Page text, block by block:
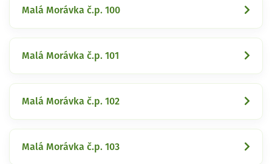
Malá Morávka č.p. 100
Malá Morávka č.p. 101
Malá Morávka č.p. 102
Malá Morávka č.p. 103